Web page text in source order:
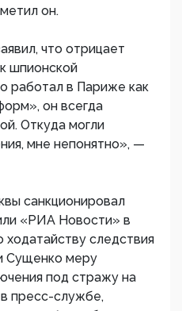
он.
что отрицает
шпионской
работал в Париже как
он всегда
Откуда могли
мне непонятно», —
санкционировал
«РИА Новости» в
следствия
Сущенко меру
под стражу на
пресс-службе,